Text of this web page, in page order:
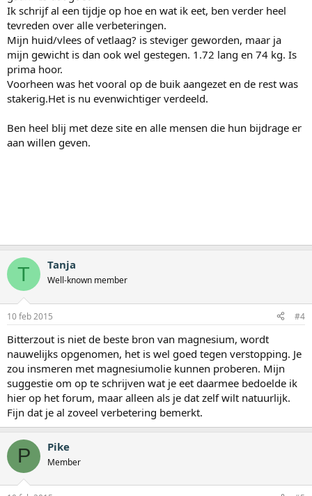
Ik schrijf al een tijdje op hoe en wat ik eet, ben verder heel
tevreden over alle verbeteringen.
Mijn huid/vlees of vetlaag? is steviger geworden, maar ja
mijn gewicht is dan ook wel gestegen. 1.72 lang en 74 kg. Is
prima hoor.
Voorheen was het vooral op de buik aangezet en de rest was
stakerig.Het is nu evenwichtiger verdeeld.
Ben heel blij met deze site en alle mensen die hun bijdrage er
aan willen geven.
T Tanja
Well-known member
10 feb 2015 #4
Bitterzout is niet de beste bron van magnesium, wordt
nauwelijks opgenomen, het is wel goed tegen verstopping. Je
zou insmeren met magnesiumolie kunnen proberen. Mijn
suggestie om op te schrijven wat je eet daarmee bedoelde ik
hier op het forum, maar alleen als je dat zelf wilt natuurlijk.
Fijn dat je al zoveel verbetering bemerkt.
P Pike
Member